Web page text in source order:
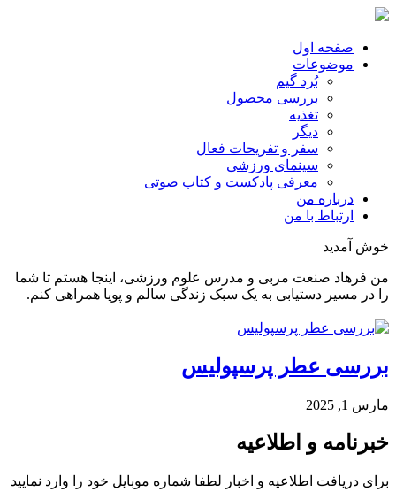
صفحه اول
موضوعات
بُرد گیم
بررسی محصول
تغذیه
دیگر
سفر و تفریحات فعال
سینمای ورزشی
معرفی پادکست و کتاب صوتی
درباره من
ارتباط با من
خوش آمدید
من فرهاد صنعت مربی و مدرس علوم ورزشی، اینجا هستم تا شما
را در مسیر دستیابی به یک سبک زندگی سالم و پویا همراهی کنم.
بررسی عطر پرسپولیس
مارس 1, 2025
خبرنامه و اطلاعیه
برای دریافت اطلاعیه و اخبار لطفا شماره موبایل خود را وارد نمایید